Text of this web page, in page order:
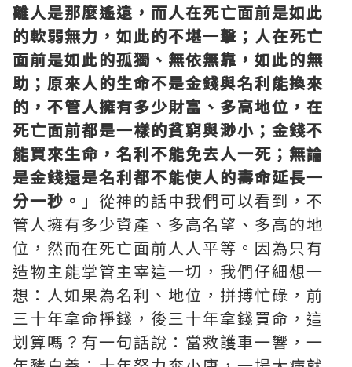
離人是那麼遙遠，而人在死亡面前是如此
的軟弱無力，如此的不堪一擊；人在死亡
面前是如此的孤獨、無依無靠，如此的無
助；原來人的生命不是金錢與名利能換來
的，不管人擁有多少財富、多高地位，在
死亡面前都是一樣的貧窮與渺小；金錢不
能買來生命，名利不能免去人一死；無論
是金錢還是名利都不能使人的壽命延長一
分一秒。 」從神的話中我們可以看到，不
管人擁有多少資產、多高名望、多高的地
位，然而在死亡面前人人平等。因為只有
造物主能掌管主宰這一切，我們仔細想一
想：人如果為名利、地位，拼搏忙碌，前
三十年拿命掙錢，後三十年拿錢買命，這
划算嗎？有一句話說：當救護車一響，一